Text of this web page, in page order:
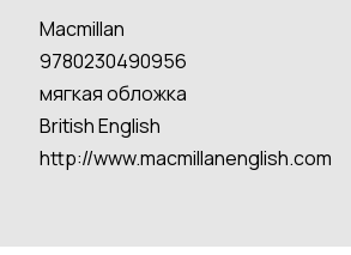
Macmillan
9780230490956
мягкая обложка
British English
http://www.macmillanenglish.com